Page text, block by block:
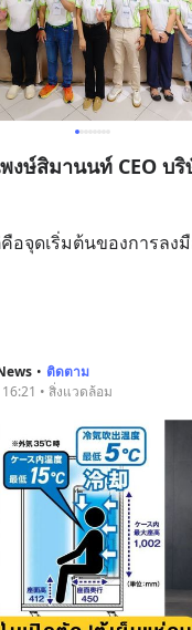
ษ์สิมานนท์ CEO บริ
อจุดเริ่มต้นของการลง
• ติดตาม
16:21 • สิ่งแวดล้อม